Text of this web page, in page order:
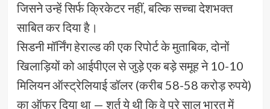
जिसने उन्हें सिर्फ क्रिकेटर नहीं, बल्कि सच्चा देशभक्त
साबित कर दिया है।
सिडनी मॉर्निंग हेराल्ड की एक रिपोर्ट के मुताबिक, दोनों
खिलाड़ियों को आईपीएल से जुड़े एक बड़े समूह ने 10-10
मिलियन ऑस्ट्रेलियाई डॉलर (करीब 58-58 करोड़ रुपये)
का ऑफर दिया था — शर्त ये थी कि वे पूरे साल भारत में